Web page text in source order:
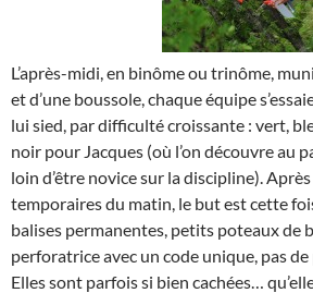
L’après-midi, en binôme ou trinôme,
et d’une boussole, chaque équipe
lui sied, par difficulté croissante : vert,
noir pour Jacques (où l’on découvre au
loin d’être novice sur la discipline).
temporaires du matin, le but est cette
balises permanentes, petits poteaux de
perforatrice avec un code unique, pas
Elles sont parfois si bien cachées…